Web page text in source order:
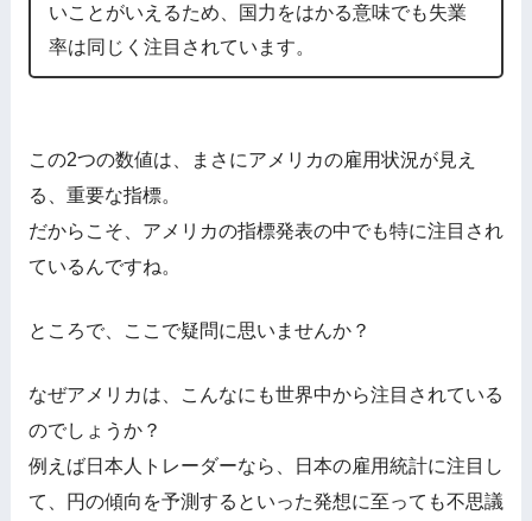
いことがいえるため、国力をはかる意味でも失業
率は同じく注目されています。
この2つの数値は、まさにアメリカの雇用状況が見え
る、重要な指標。
だからこそ、アメリカの指標発表の中でも特に注目され
ているんですね。
ところで、ここで疑問に思いませんか？
なぜアメリカは、こんなにも世界中から注目されている
のでしょうか？
例えば日本人トレーダーなら、日本の雇用統計に注目し
て、円の傾向を予測するといった発想に至っても不思議